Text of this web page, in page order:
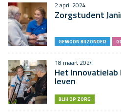
2 april 2024
Zorgstudent
GEWOON BIJZONDER
18 maart 2024
Het
leven
BLIK OP ZORG